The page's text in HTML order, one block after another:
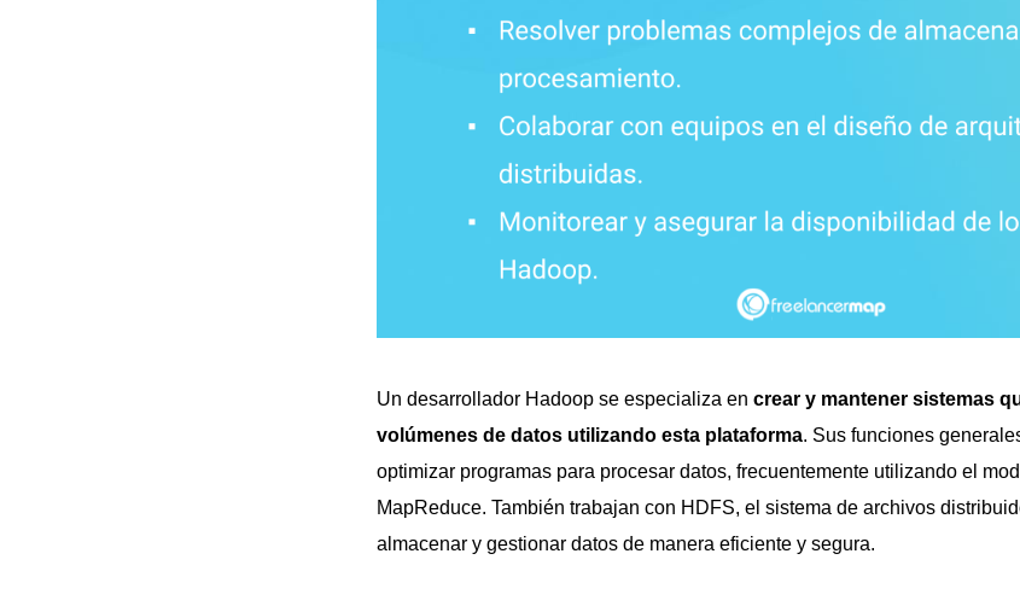
Un desarrollador Hadoop se especializa en crear y mantener sistemas
volúmenes de datos utilizando esta plataforma. Sus funciones
optimizar programas para procesar datos, frecuentemente utilizando el
MapReduce. También trabajan con HDFS, el sistema de archivos
almacenar y gestionar datos de manera eficiente y segura.